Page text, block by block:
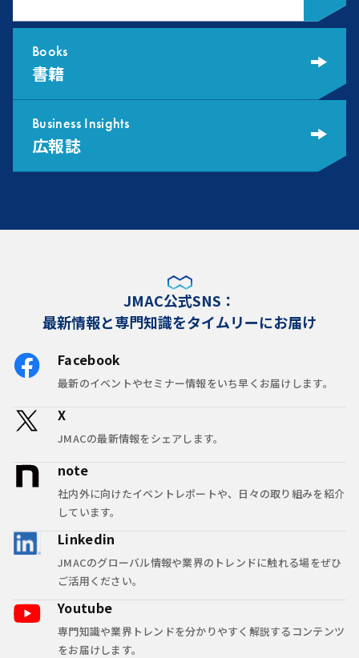
Books
書籍
Business Insights
広報誌
JMAC公式SNS：
最新情報と専門知識をタイムリーにお届け
Facebook
最新のイベントやセミナー情報をいち早くお届けします。
X
JMACの最新情報をシェアします。
note
社内外に向けたイベントレポートや、日々の取り組みを紹介
しています。
Linkedin
JMACのグローバル情報や業界のトレンドに触れる場をぜひ
ご活用ください。
Youtube
専門知識や業界トレンドを分かりやすく解説するコンテンツ
をお届けします。